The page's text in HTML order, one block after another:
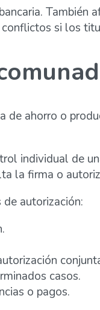
si los
de ahorro o
individual de
la firma o
autorización:
casos.
o pagos.